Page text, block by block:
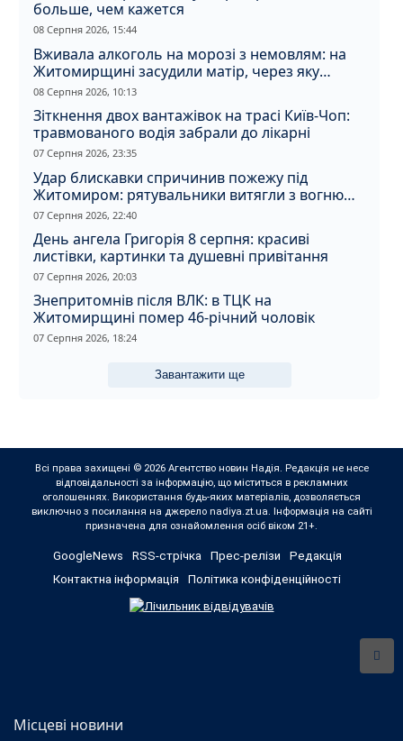
больше, чем кажется
08 Серпня 2026, 15:44
Вживала алкоголь на морозі з немовлям: на
Житомирщині засудили матір, через яку
дитина отримала обмороження
08 Серпня 2026, 10:13
Зіткнення двох вантажівок на трасі Київ-Чоп:
травмованого водія забрали до лікарні
07 Серпня 2026, 23:35
Удар блискавки спричинив пожежу під
Житомиром: рятувальники витягли з вогню
кота
07 Серпня 2026, 22:40
День ангела Григорія 8 серпня: красиві
листівки, картинки та душевні привітання
07 Серпня 2026, 20:03
Знепритомнів після ВЛК: в ТЦК на
Житомирщині помер 46-річний чоловік
07 Серпня 2026, 18:24
Завантажити ще
Всі права захищені © 2026 Агентство новин Надія. Редакція не несе
відповідальності за інформацію, що міститься в рекламних
оголошеннях. Використання будь-яких матеріалів, дозволяється
виключно з посилання на джерело nadiya.zt.ua. Інформація на сайті
призначена для ознайомлення осіб віком 21+.
GoogleNews RSS-стрічка Прес-релізи
Редакція
Контактна інформація
Політика конфіденційності
Місцеві новини